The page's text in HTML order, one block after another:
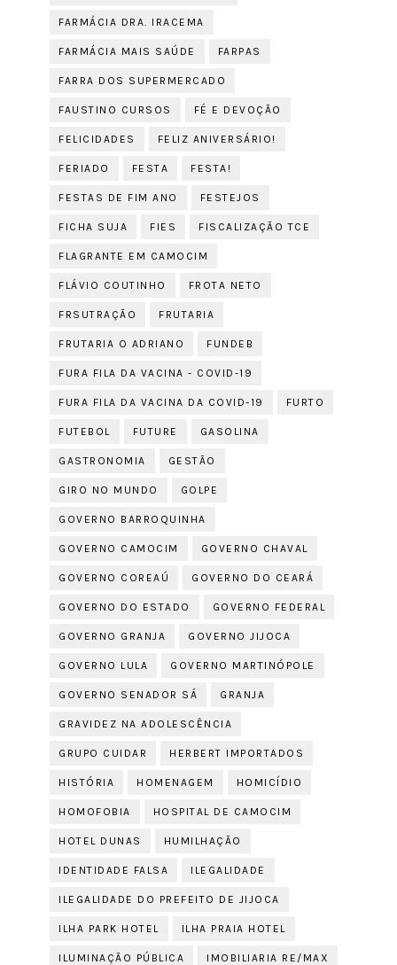
FARMÁCIA DRA. IRACEMA
FARMÁCIA MAIS SAÚDE FARPAS
FARRA DOS SUPERMERCADO
FAUSTINO CURSOS FÉ E DEVOÇÃO
FELICIDADES FELIZ ANIVERSÁRIO!
FERIADO FESTA FESTA!
FESTAS DE FIM ANO FESTEJOS
FICHA SUJA FIES FISCALIZAÇÃO TCE
FLAGRANTE EM CAMOCIM
FLÁVIO COUTINHO FROTA NETO
FRSUTRAÇÃO FRUTARIA
FRUTARIA O ADRIANO FUNDEB
FURA FILA DA VACINA - COVID-19
FURA FILA DA VACINA DA COVID-19 FURTO
FUTEBOL FUTURE GASOLINA
GASTRONOMIA GESTÃO
GIRO NO MUNDO GOLPE
GOVERNO BARROQUINHA
GOVERNO CAMOCIM GOVERNO CHAVAL
GOVERNO COREAÚ GOVERNO DO CEARÁ
GOVERNO DO ESTADO GOVERNO FEDERAL
GOVERNO GRANJA GOVERNO JIJOCA
GOVERNO LULA GOVERNO MARTINÓPOLE
GOVERNO SENADOR SÁ GRANJA
GRAVIDEZ NA ADOLESCÊNCIA
GRUPO CUIDAR HERBERT IMPORTADOS
HISTÓRIA HOMENAGEM HOMICÍDIO
HOMOFOBIA HOSPITAL DE CAMOCIM
HOTEL DUNAS HUMILHAÇÃO
IDENTIDADE FALSA ILEGALIDADE
ILEGALIDADE DO PREFEITO DE JIJOCA
ILHA PARK HOTEL ILHA PRAIA HOTEL
ILUMINAÇÃO PÚBLICA IMOBILIARIA RE/MAX